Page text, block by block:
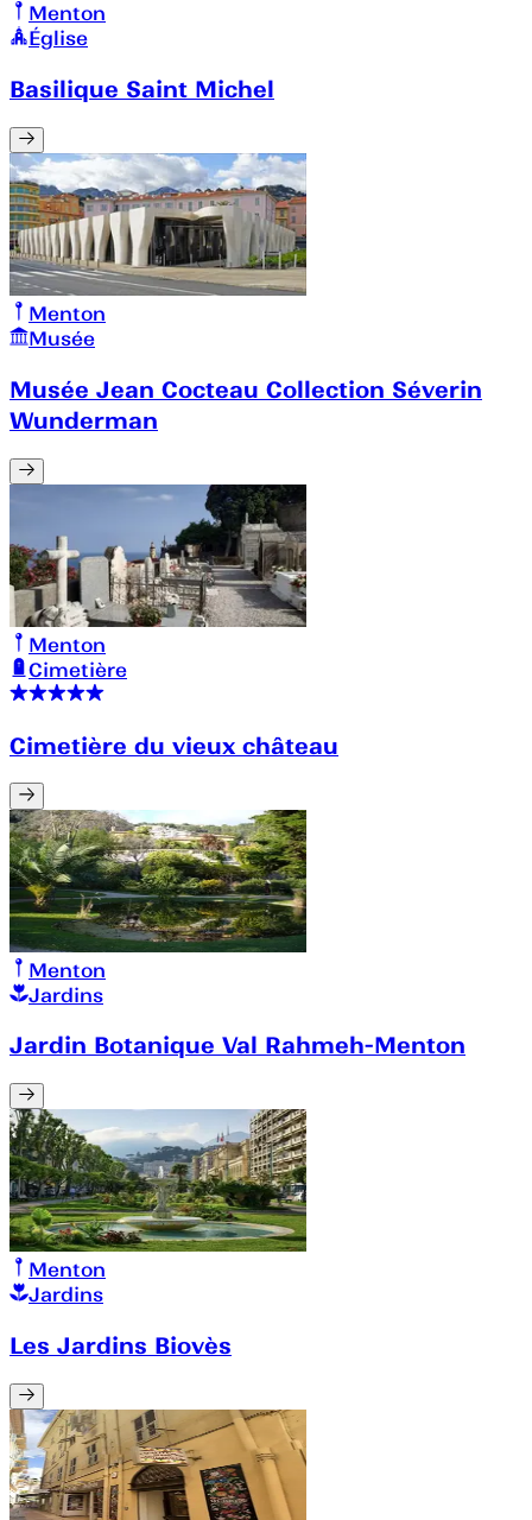
Menton
Église
Basilique Saint Michel
Menton
Musée
Musée Jean Cocteau Collection Séverin
Wunderman
Menton
Cimetière
Cimetière du vieux château
Menton
Jardins
Jardin Botanique Val Rahmeh-Menton
Menton
Jardins
Les Jardins Biovès